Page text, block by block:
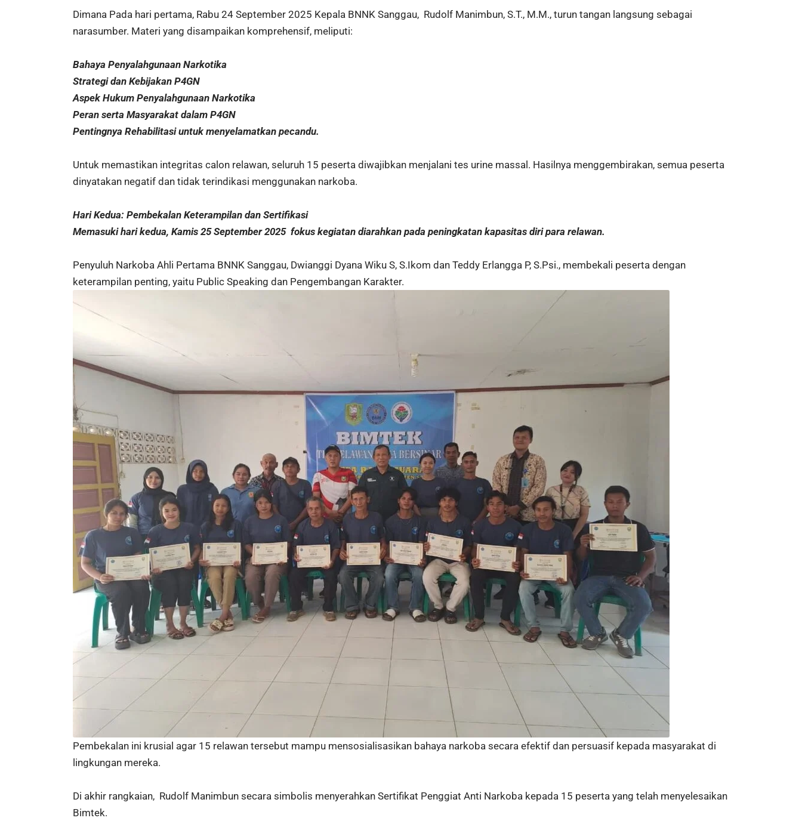
Dimana Pada hari pertama, Rabu 24 September 2025 Kepala BNNK Sanggau, Rudolf Manimbun, S.T., M.M., turun tangan langsung sebagai
narasumber. Materi yang disampaikan komprehensif, meliputi:
Bahaya Penyalahgunaan Narkotika
Strategi dan Kebijakan P4GN
Aspek Hukum Penyalahgunaan Narkotika
Peran serta Masyarakat dalam P4GN
Pentingnya Rehabilitasi untuk menyelamatkan pecandu.
Untuk memastikan integritas calon relawan, seluruh 15 peserta diwajibkan menjalani tes urine massal. Hasilnya menggembirakan, semua peserta
dinyatakan negatif dan tidak terindikasi menggunakan narkoba.
Hari Kedua: Pembekalan Keterampilan dan Sertifikasi
Memasuki hari kedua, Kamis 25 September 2025 fokus kegiatan diarahkan pada peningkatan kapasitas diri para relawan.
Penyuluh Narkoba Ahli Pertama BNNK Sanggau, Dwianggi Dyana Wiku S, S.Ikom dan Teddy Erlangga P, S.Psi., membekali peserta dengan
keterampilan penting, yaitu Public Speaking dan Pengembangan Karakter.
Pembekalan ini krusial agar 15 relawan tersebut mampu mensosialisasikan bahaya narkoba secara efektif dan persuasif kepada masyarakat di
lingkungan mereka.
Di akhir rangkaian, Rudolf Manimbun secara simbolis menyerahkan Sertifikat Penggiat Anti Narkoba kepada 15 peserta yang telah menyelesaikan
Bimtek.